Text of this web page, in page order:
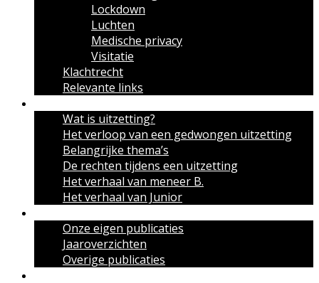
Lockdown
Luchten
Medische privacy
Visitatie
Klachtrecht
Relevante links
Wat is uitzetting?
Het verloop van een gedwongen uitzetting
Belangrijke thema’s
De rechten tijdens een uitzetting
Het verhaal van meneer B.
Het verhaal van Junior
Onze eigen publicaties
Jaaroverzichten
Overige publicaties